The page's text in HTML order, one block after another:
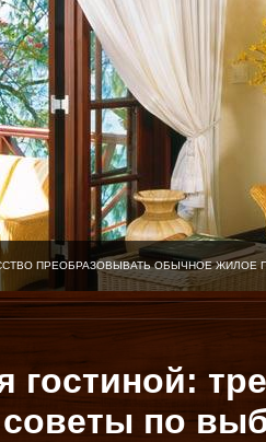
ПРЕОБРАЗОВЫВАТЬ ОБЫЧНОЕ
гостиной:
советы по